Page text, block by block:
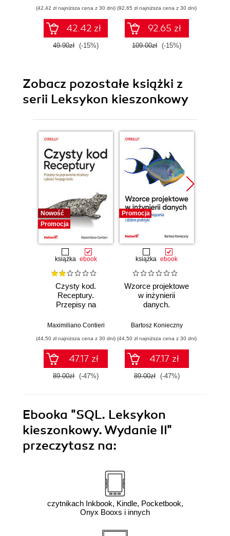
(42,42 zł najniższa cena z 30 dni)
42.42 zł
49.90zł (-15%)
(92,65 zł najniższa cena z 30 dni)
92.65 zł
109.00zł (-15%)
Zobacz pozostałe książki z
serii Leksykon kieszonkowy
Nowość
Promocja
książka ebook
Czysty kod.
Receptury.
Przepisy na
struktury i jakości
Maximiliano Contieri
(44,50 zł najniższa cena z 30 dni)
47.17 zł
89.00zł (-47%)
Promocja
książka ebook
Wzorce projektowe
w inżynierii
danych.
rozwiązania i dobre
Bartosz Konieczny
(44,50 zł najniższa cena z 30 dni)
47.17 zł
89.00zł (-47%)
Ebooka "SQL. Leksykon
kieszonkowy. Wydanie II"
przeczytasz na:
czytnikach Inkbook, Kindle, Pocketbook,
Onyx Booxs i innych